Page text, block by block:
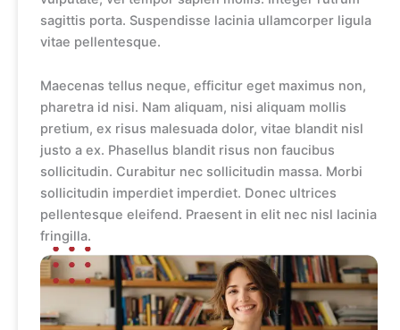
sagittis porta. Suspendisse lacinia ullamcorper ligula
vitae pellentesque.
Maecenas tellus neque, efficitur eget maximus non,
pharetra id nisi. Nam aliquam, nisi aliquam mollis
pretium, ex risus malesuada dolor, vitae blandit nisl
justo a ex. Phasellus blandit risus non faucibus
sollicitudin. Curabitur nec sollicitudin massa. Morbi
sollicitudin imperdiet imperdiet. Donec ultrices
pellentesque eleifend. Praesent in elit nec nisl lacinia
fringilla.